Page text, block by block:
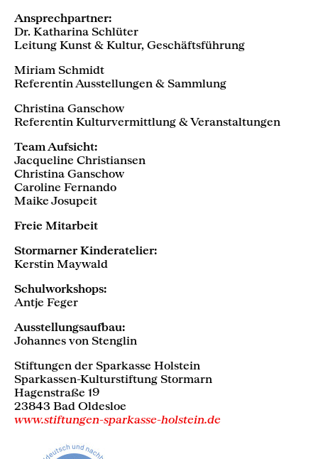
Ansprechpartner:
Dr. Katharina Schlüter
Leitung Kunst & Kultur, Geschäftsführung
Miriam Schmidt
Referentin Ausstellungen & Sammlung
Christina Ganschow
Referentin Kulturvermittlung & Veranstaltungen
Team Aufsicht:
Jacqueline Christiansen
Christina Ganschow
Caroline Fernando
Maike Josupeit
Freie Mitarbeit
Stormarner Kinderatelier:
Kerstin Maywald
Schulworkshops:
Antje Feger
Ausstellungsaufbau:
Johannes von Stenglin
Stiftungen der Sparkasse Holstein
Sparkassen-Kulturstiftung Stormarn
Hagenstraße 19
23843 Bad Oldesloe
www.stiftungen-sparkasse-holstein.de